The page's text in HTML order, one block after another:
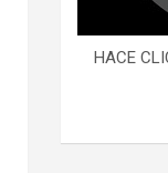
HACE